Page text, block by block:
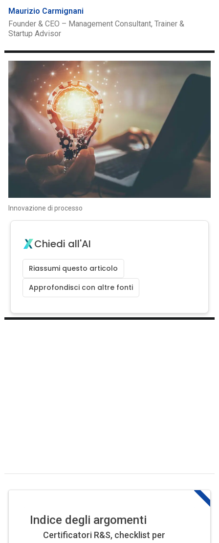
Maurizio Carmignani
Founder & CEO – Management Consultant, Trainer &
Startup Advisor
Innovazione di processo
Chiedi all'AI
Riassumi questo articolo
Approfondisci con altre fonti
Indice degli argomenti
Certificatori R&S, checklist per